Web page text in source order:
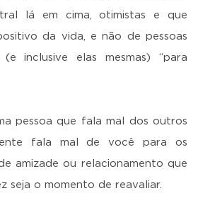
lá em cima, otimistas e que
da vida, e não de pessoas
inclusive elas mesmas) “para
pessoa que fala mal dos outros
fala mal de você para os
amizade ou relacionamento que
seja o momento de reavaliar.